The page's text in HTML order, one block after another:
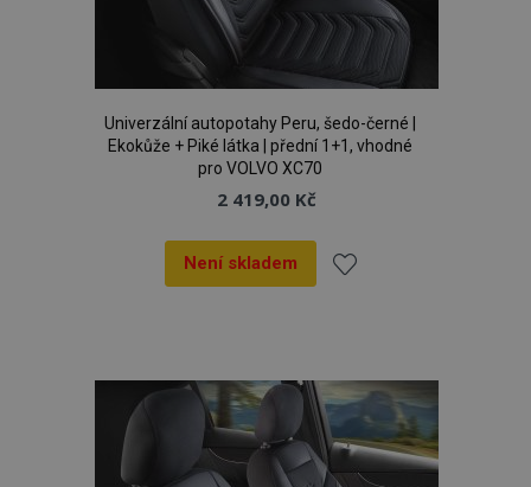
Univerzální autopotahy Peru, šedo-černé |
Ekokůže + Piké látka | přední 1+1, vhodné
pro VOLVO XC70
2 419,00 Kč
Není skladem
oblíbeným